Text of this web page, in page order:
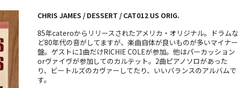
CHRIS JAMES / DESSERT / CAT012 US ORIG.
85年cateroからリリースされたアメリカ・オリジナル。ドラムな
ど80年代の音がしてますが、楽曲自体が良いものが多いマイナー
盤。ゲストに1曲だけRICHIE COLEが参加。他はパーカッション
orヴァイヴが参加してのカルテット。2曲ピアノソロがあった
り、ビートルズのカヴァーしてたり、いいバランスのアルバムで
す。